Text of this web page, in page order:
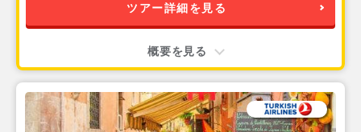
ツアー詳細を見る
概要を見る